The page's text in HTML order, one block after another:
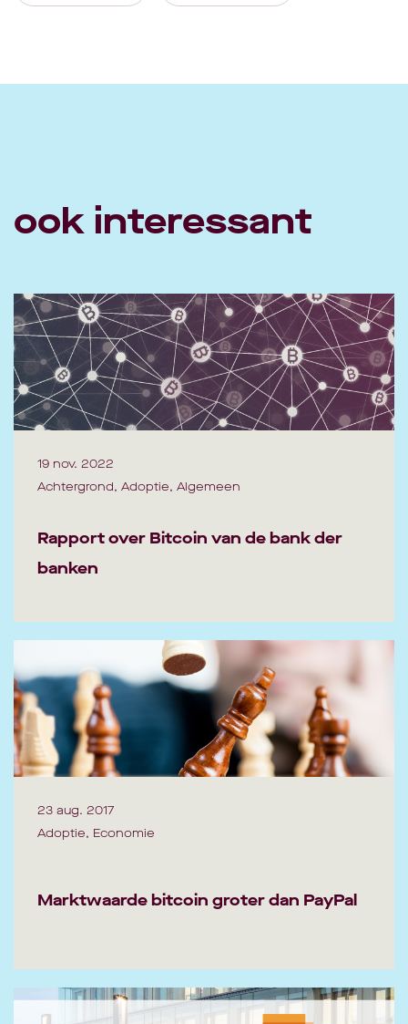
ook interessant
19 nov. 2022
Achtergrond, Adoptie, Algemeen
Rapport over Bitcoin van de bank der
banken
23 aug. 2017
Adoptie, Economie
Marktwaarde bitcoin groter dan PayPal